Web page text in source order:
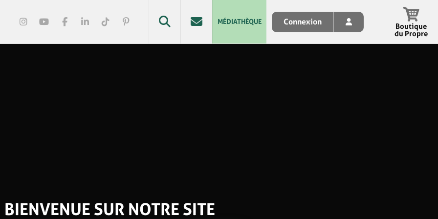
MÉDIATHÈQUE Connexion
Boutique
du Propre
BIENVENUE SUR NOTRE SITE